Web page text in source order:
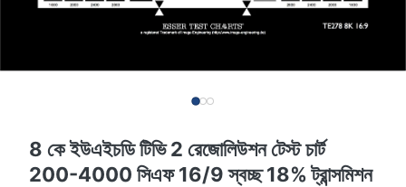
8 কে ইউএইচডি টিভি 2 রেজোলিউশন টেস্ট চার্ট
200-4000 সিএফ 16/9 স্বচ্ছ 18% ট্রান্সমিশন